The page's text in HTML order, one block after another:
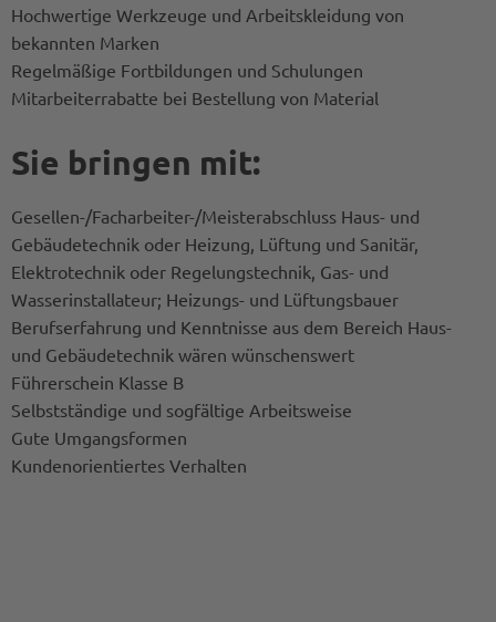
Sie bringen mit:
Gesellen-/Facharbeiter-/Meisterabschluss Haus- und
Gebäudetechnik oder Heizung, Lüftung und Sanitär,
Elektrotechnik oder Regelungstechnik, Gas- und
Wasserinstallateur; Heizungs- und Lüftungsbauer
Berufserfahrung und Kenntnisse aus dem Bereich Haus-
und Gebäudetechnik wären wünschenswert
Führerschein Klasse B
Selbstständige und sogfältige Arbeitsweise
Gute Umgangsformen
Kundenorientiertes Verhalten
Hochwertige Werkzeuge und Arbeitskleidung von
bekannten Marken
Regelmäßige Fortbildungen und Schulungen
Mitarbeiterrabatte bei Bestellung von Material